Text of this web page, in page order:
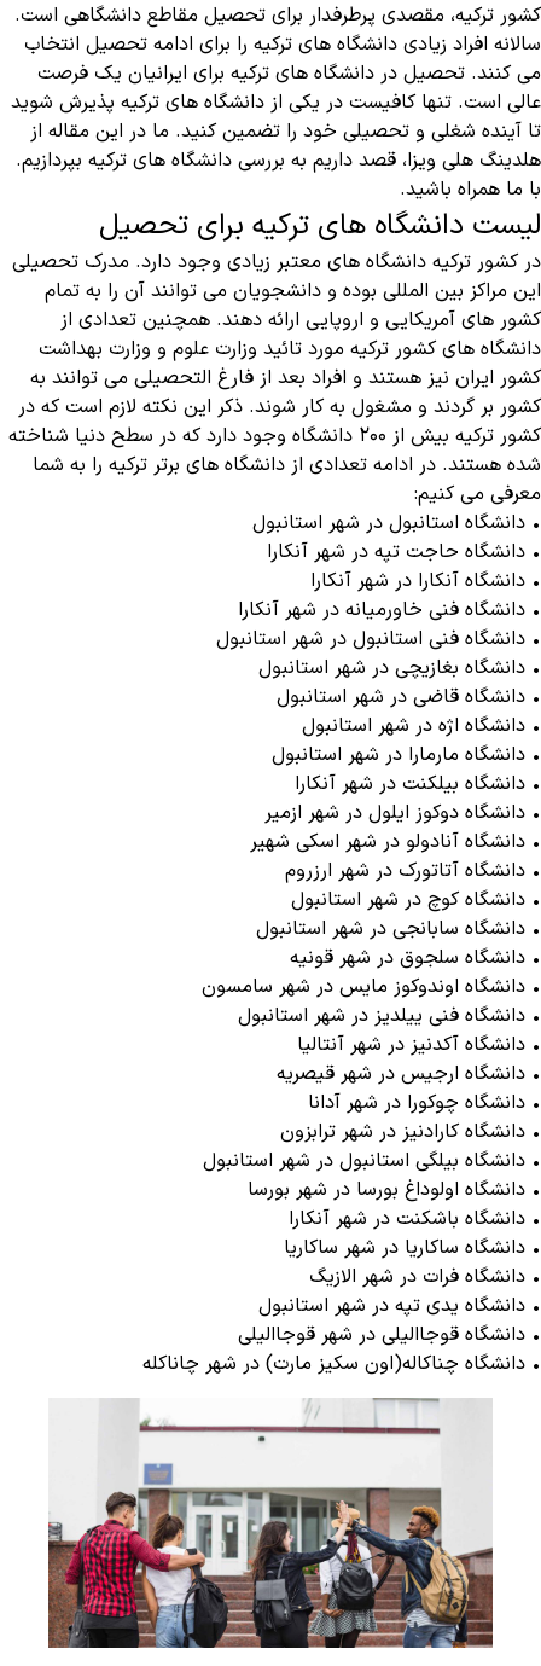
کشور ترکیه، مقصدی پرطرفدار برای تحصیل مقاطع دانشگاهی است.
سالانه افراد زیادی دانشگاه های ترکیه را برای ادامه تحصیل انتخاب
می کنند. تحصیل در دانشگاه های ترکیه برای ایرانیان یک فرصت
عالی است. تنها کافیست در یکی از دانشگاه های ترکیه پذیرش شوید
تا آینده شغلی و تحصیلی خود را تضمین کنید. ما در این مقاله از
هلدینگ هلی ویزا، قصد داریم به بررسی دانشگاه های ترکیه بپردازیم.
با ما همراه باشید.
لیست دانشگاه های ترکیه برای تحصیل
در کشور ترکیه دانشگاه های معتبر زیادی وجود دارد. مدرک تحصیلی
این مراکز بین المللی بوده و دانشجویان می توانند آن را به تمام
کشور های آمریکایی و اروپایی ارائه دهند. همچنین تعدادی از
دانشگاه های کشور ترکیه مورد تائید وزارت علوم و وزارت بهداشت
کشور ایران نیز هستند و افراد بعد از فارغ التحصیلی می توانند به
کشور بر گردند و مشغول به کار شوند. ذکر این نکته لازم است که در
کشور ترکیه بیش از ۲۰۰ دانشگاه وجود دارد که در سطح دنیا شناخته
شده هستند. در ادامه تعدادی از دانشگاه های برتر ترکیه را به شما
معرفی می کنیم:
• دانشگاه استانبول در شهر استانبول
• دانشگاه حاجت تپه در شهر آنکارا
• دانشگاه آنکارا در شهر آنکارا
• دانشگاه فنی خاورمیانه در شهر آنکارا
• دانشگاه فنی استانبول در شهر استانبول
• دانشگاه بغازیچی در شهر استانبول
• دانشگاه قاضی در شهر استانبول
• دانشگاه اژه در شهر استانبول
• دانشگاه مارمارا در شهر استانبول
• دانشگاه بیلکنت در شهر آنکارا
• دانشگاه دوکوز ایلول در شهر ازمیر
• دانشگاه آنادولو در شهر اسکی شهیر
• دانشگاه آتاتورک در شهر ارزروم
• دانشگاه کوچ در شهر استانبول
• دانشگاه سابانجی در شهر استانبول
• دانشگاه سلجوق در شهر قونیه
• دانشگاه اوندوکوز مایس در شهر سامسون
• دانشگاه فنی ییلدیز در شهر استانبول
• دانشگاه آکدنیز در شهر آنتالیا
• دانشگاه ارجیس در شهر قیصریه
• دانشگاه چوکورا در شهر آدانا
• دانشگاه کارادنیز در شهر ترابزون
• دانشگاه بیلگی استانبول در شهر استانبول
• دانشگاه اولوداغ بورسا در شهر بورسا
• دانشگاه باشکنت در شهر آنکارا
• دانشگاه ساکاریا در شهر ساکاریا
• دانشگاه فرات در شهر الازیگ
• دانشگاه یدی تپه در شهر استانبول
• دانشگاه قوجاالیلی در شهر قوجاالیلی
• دانشگاه چناکاله(اون سکیز مارت) در شهر چاناکله